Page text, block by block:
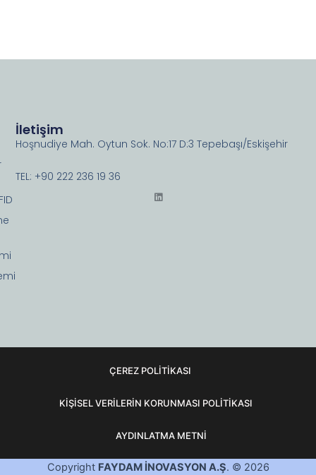
İletişim
Hoşnudiye Mah. Oytun Sok. No:17 D:3 Tepebaşı/Eskişehir
TEL: +90 222 236 19 36
L
i
ÇEREZ POLİTİKASI
KİŞİSEL VERİLERİN KORUNMASI POLİTİKASI
AYDINLATMA METNİ
Copyright FAYDAM İNOVASYON A.Ş. © 2026